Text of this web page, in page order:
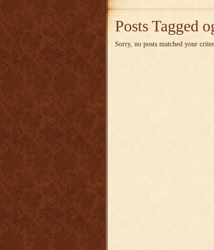
Posts Tagged
Sorry, no posts matched your